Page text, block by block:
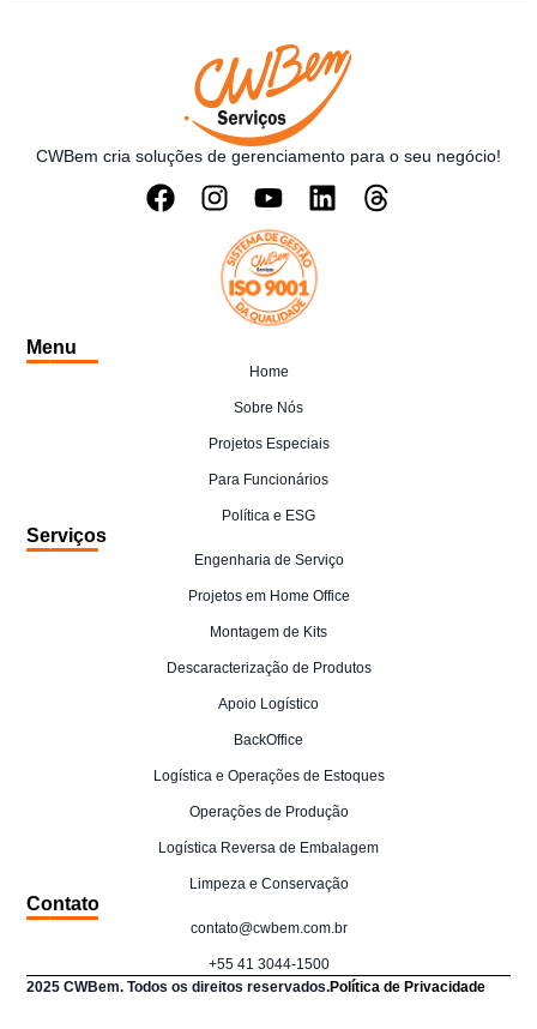
CWBem cria soluções de gerenciamento para o seu negócio!
Menu
Home
Sobre Nós
Projetos Especiais
Para Funcionários
Política e ESG
Serviços
Engenharia de Serviço
Projetos em Home Office
Montagem de Kits
Descaracterização de Produtos
Apoio Logístico
BackOffice
Logística e Operações de Estoques
Operações de Produção
Logística Reversa de Embalagem
Limpeza e Conservação
Contato
contato@cwbem.com.br
+55 41 3044-1500
2025 CWBem. Todos os direitos reservados.Política de Privacidade